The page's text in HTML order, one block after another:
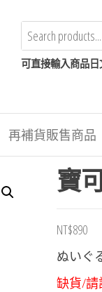
可直接輸入商品
再補貨販售商品
寶
NT$890
ぬいぐ
缺貨/請